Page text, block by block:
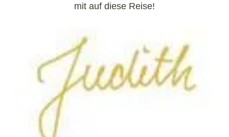
mit auf diese Reise!